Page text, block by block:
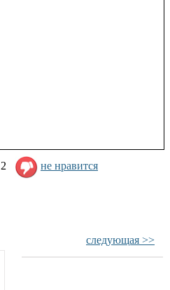
2 не нравится
следующая >>